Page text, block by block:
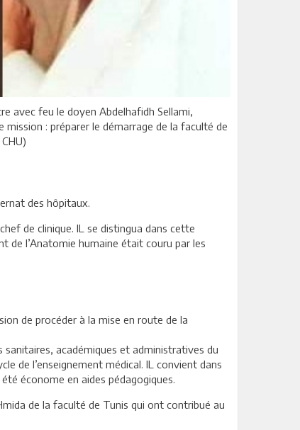
avec feu le doyen Abdelhafidh Sellami,
: préparer le démarrage de la faculté de
des hôpitaux.
de clinique. IL se distingua dans cette
de l’Anatomie humaine était couru par les
de procéder à la mise en route de la
académiques et administratives du
de l’enseignement médical. IL convient dans
économe en aides pédagogiques.
de la faculté de Tunis qui ont contribué au